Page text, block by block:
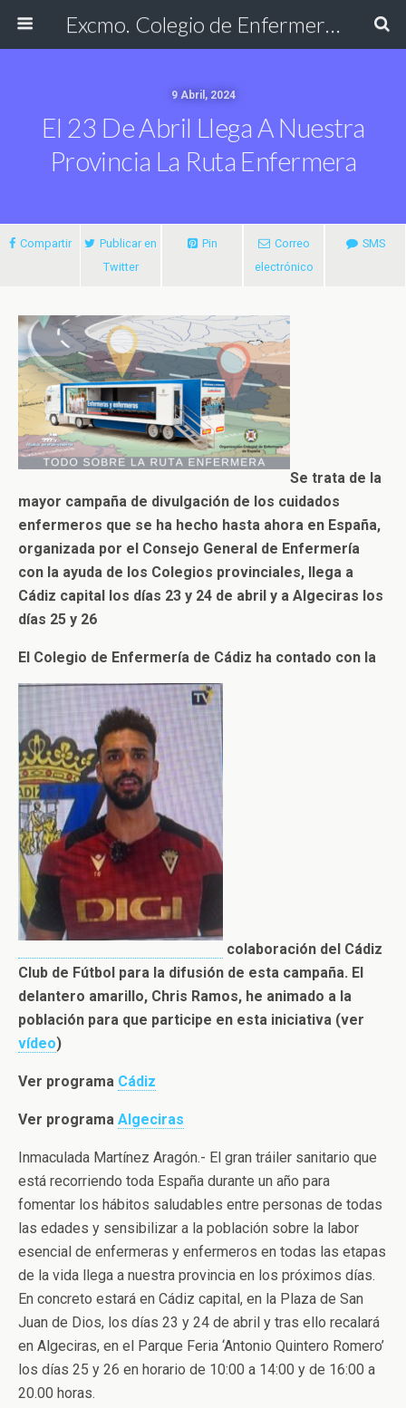
Excmo. Colegio de Enfermería de Cádiz
9 Abril, 2024
El 23 De Abril Llega A Nuestra
Provincia La Ruta Enfermera
Compartir
Publicar en
Twitter
Pin
Correo
electrónico
SMS
Se trata de la
mayor campaña de divulgación de los cuidados
enfermeros que se ha hecho hasta ahora en España,
organizada por el Consejo General de Enfermería
con la ayuda de los Colegios provinciales, llega a
Cádiz capital los días 23 y 24 de abril y a Algeciras los
días 25 y 26
El Colegio de Enfermería de Cádiz ha contado con la
colaboración del Cádiz
Club de Fútbol para la difusión de esta campaña. El
delantero amarillo, Chris Ramos, he animado a la
población para que participe en esta iniciativa (ver
vídeo)
Ver programa Cádiz
Ver programa Algeciras
Inmaculada Martínez Aragón.- El gran tráiler sanitario que
está recorriendo toda España durante un año para
fomentar los hábitos saludables entre personas de todas
las edades y sensibilizar a la población sobre la labor
esencial de enfermeras y enfermeros en todas las etapas
de la vida llega a nuestra provincia en los próximos días.
En concreto estará en Cádiz capital, en la Plaza de San
Juan de Dios, los días 23 y 24 de abril y tras ello recalará
en Algeciras, en el Parque Feria ‘Antonio Quintero Romero’
los días 25 y 26 en horario de 10:00 a 14:00 y de 16:00 a
20.00 horas.